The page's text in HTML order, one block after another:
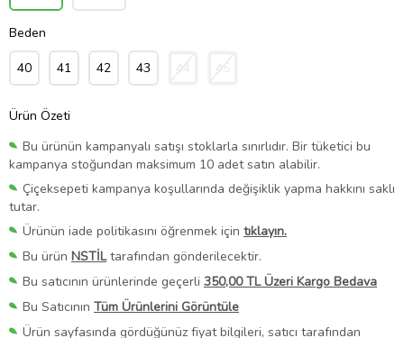
Beden
40 41 42 43 44 45
Ürün Özeti
Bu ürünün kampanyalı satışı stoklarla sınırlıdır. Bir tüketici bu
kampanya stoğundan maksimum 10 adet satın alabilir.
Çiçeksepeti kampanya koşullarında değişiklik yapma hakkını saklı
tutar.
Ürünün iade politikasını öğrenmek için tıklayın.
Bu ürün NSTİLtarafından gönderilecektir.
Bu satıcının ürünlerinde geçerli 350,00 TL Üzeri Kargo Bedava
Bu Satıcının Tüm Ürünlerini Görüntüle
Ürün sayfasında gördüğünüz fiyat bilgileri, satıcı tarafından